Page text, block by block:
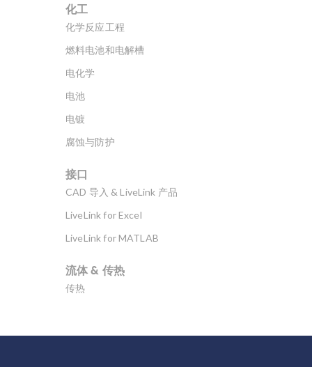
化工
化学反应工程
燃料电池和电解槽
电化学
电池
电镀
腐蚀与防护
接口
CAD 导入 & LiveLink 产品
LiveLink for Excel
LiveLink for MATLAB
流体 & 传热
传热
多孔介质流动